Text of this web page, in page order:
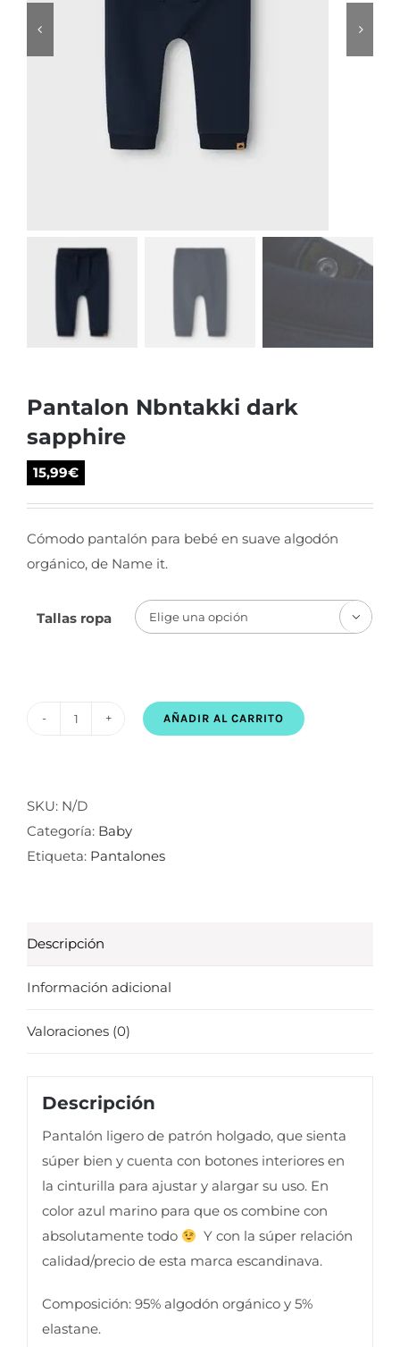
Pantalon Nbntakki dark
sapphire
15,99€
Cómodo pantalón para bebé en suave algodón
orgánico, de Name it.
Tallas ropa 
sapphire
cantidad
AÑADIR AL CARRITO
SKU: N/D
Categoría: Baby
Etiqueta: Pantalones
Descripción
Información adicional
Valoraciones (0)
Descripción
Pantalón ligero de patrón holgado, que sienta
súper bien y cuenta con botones interiores en
la cinturilla para ajustar y alargar su uso. En
color azul marino para que os combine con
absolutamente todo
Y con la súper relación
calidad/precio de esta marca escandinava.
Composición: 95% algodón orgánico y 5%
elastane.